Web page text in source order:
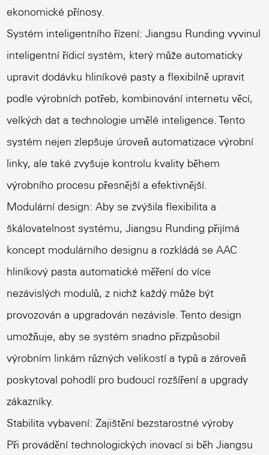
ekonomické přínosy.
Systém inteligentního řízení: Jiangsu Runding vyvinul
inteligentní řídicí systém, který může automaticky
upravit dodávku hliníkové pasty a flexibilně upravit
podle výrobních potřeb, kombinování internetu věcí,
velkých dat a technologie umělé inteligence. Tento
systém nejen zlepšuje úroveň automatizace výrobní
linky, ale také zvyšuje kontrolu kvality během
výrobního procesu přesnější a efektivnější.
Modulární design: Aby se zvýšila flexibilita a
škálovatelnost systému, Jiangsu Runding přijímá
koncept modulárního designu a rozkládá seAAC
hliníkový pasta automatické měřenído více
nezávislých modulů, z nichž každý může být
provozován a upgradován nezávisle. Tento design
umožňuje, aby se systém snadno přizpůsobil
výrobním linkám různých velikostí a typů a zároveň
poskytoval pohodlí pro budoucí rozšíření a upgrady
zákazníky.
Stabilita vybavení: Zajištění bezstarostné výroby
Při provádění technologických inovací si běh Jiangsu